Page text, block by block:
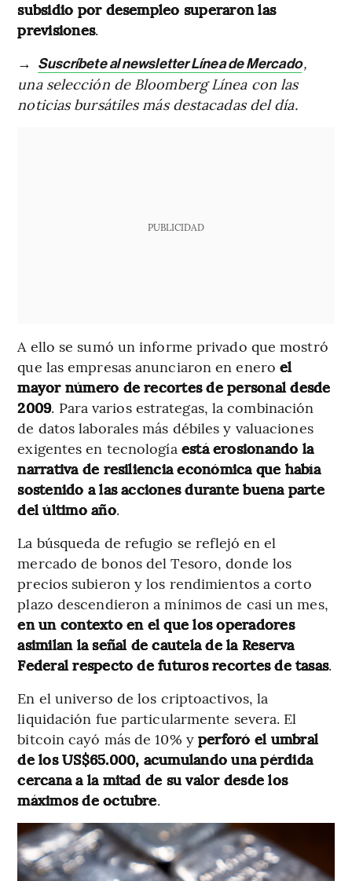
subsidio por desempleo superaron las
previsiones.
→ Suscríbete al newsletter Línea de Mercado,
una selección de Bloomberg Línea con las
noticias bursátiles más destacadas del día.
PUBLICIDAD
A ello se sumó un informe privado que mostró
que las empresas anunciaron en eneroel
mayor número de recortes de personal desde
2009. Para varios estrategas, la combinación
de datos laborales más débiles y valuaciones
exigentes en tecnología está erosionando la
narrativa de resiliencia económica que había
sostenido a las acciones durante buena parte
del último año.
La búsqueda de refugio se reflejó en el
mercado de bonos del Tesoro, donde los
precios subieron y los rendimientos a corto
plazo descendieron a mínimos de casi un mes,
en un contexto en el que los operadores
asimilan la señal de cautela de la Reserva
Federal respecto de futuros recortes de tasas.
En el universo de los criptoactivos, la
liquidación fue particularmente severa. El
bitcoin cayó más de 10% y perforó el umbral
de los US$65.000, acumulando una pérdida
cercana a la mitad de su valor desde los
máximos de octubre.